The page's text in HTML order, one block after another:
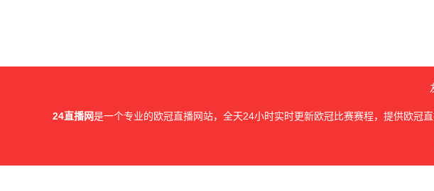
24直播网是一个专业的欧冠直播网站，全天24小时实时更新欧冠比赛赛程，提供欧冠